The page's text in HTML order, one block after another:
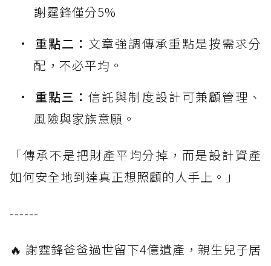
謝霆鋒僅分5%
重點二： 文章強調傳承重點是按需求分
配，不必平均。
重點三：信託與制度設計可兼顧管理、
風險與家族意願。
「傳承不是把財產平均分掉，而是設計資產
如何安全地到達真正想照顧的人手上。」
------
🔥 謝霆鋒爸爸過世留下4億遺產，親生兒子居